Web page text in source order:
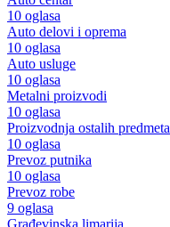
10 oglasa
Auto delovi i oprema
10 oglasa
Auto usluge
10 oglasa
Metalni proizvodi
10 oglasa
Proizvodnja ostalih predmeta
10 oglasa
Prevoz putnika
10 oglasa
Prevoz robe
9 oglasa
Građevinska limarija